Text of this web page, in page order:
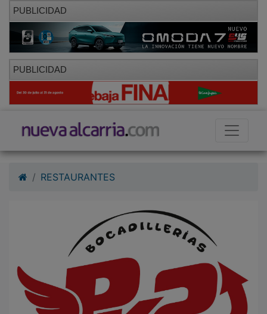
PUBLICIDAD
PUBLICIDAD
RESTAURANTES